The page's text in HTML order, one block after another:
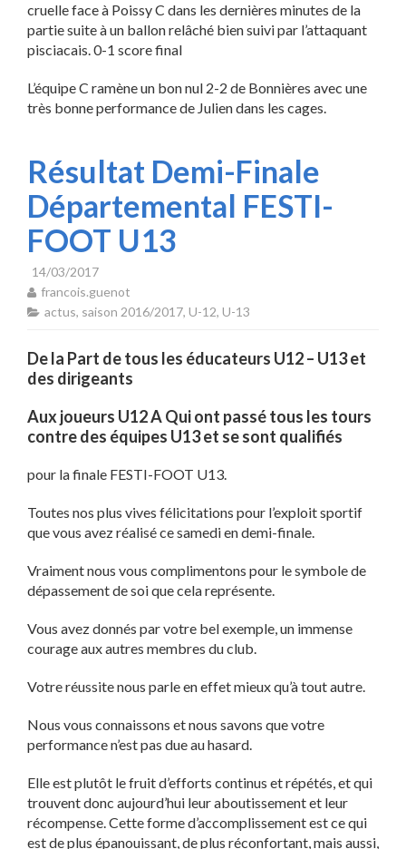
cruelle face à Poissy C dans les dernières minutes de la
partie suite à un ballon relâché bien suivi par l’attaquant
pisciacais. 0-1 score final
L’équipe C ramène un bon nul 2-2 de Bonnières avec une
très bonne performance de Julien dans les cages.
Résultat Demi-Finale
Départemental FESTI-
FOOT U13
14/03/2017
francois.guenot
actus, saison 2016/2017, U-12, U-13
De la Part de tous les éducateurs U12 – U13 et
des dirigeants
Aux joueurs U12 A Qui ont passé tous les tours
contre des équipes U13 et se sont qualifiés
pour la finale FESTI-FOOT U13.
Toutes nos plus vives félicitations pour l’exploit sportif
que vous avez réalisé ce samedi en demi-finale.
Vraiment nous vous complimentons pour le symbole de
dépassement de soi que cela représente.
Vous avez donnés par votre bel exemple, un immense
courage aux autres membres du club.
Votre réussite nous parle en effet mieux qu’à tout autre.
Nous vous connaissons et nous savons que votre
performance n’est pas due au hasard.
Elle est plutôt le fruit d’efforts continus et répétés, et qui
trouvent donc aujourd’hui leur aboutissement et leur
récompense. Cette forme d’accomplissement est ce qui
est de plus épanouissant, de plus réconfortant, mais aussi,